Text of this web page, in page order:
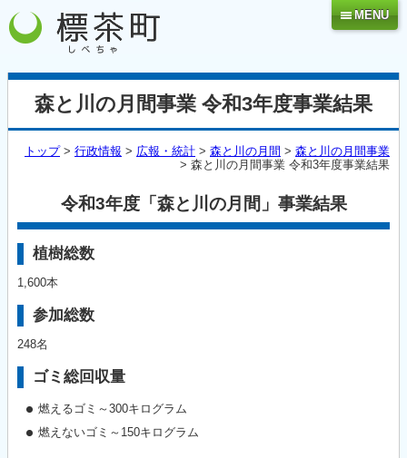
MENU
森と川の月間事業 令和3年度事業結果
トップ> 行政情報 > 広報・統計 > 森と川の月間 > 森と川の月間事業
> 森と川の月間事業 令和3年度事業結果
令和3年度「森と川の月間」事業結果
植樹総数
1,600本
参加総数
248名
ゴミ総回収量
燃えるゴミ～300キログラム
燃えないゴミ～150キログラム